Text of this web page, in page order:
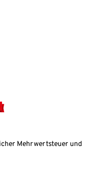
Mehrwertsteuer und